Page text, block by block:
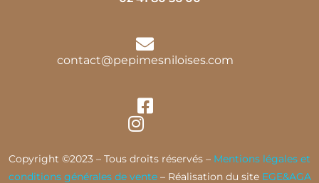
contact@pepimesniloises.com
Copyright ©2023 – Tous droits réservés – Mentions légales et
conditions générales de vente– Réalisation du site EGE&AGA